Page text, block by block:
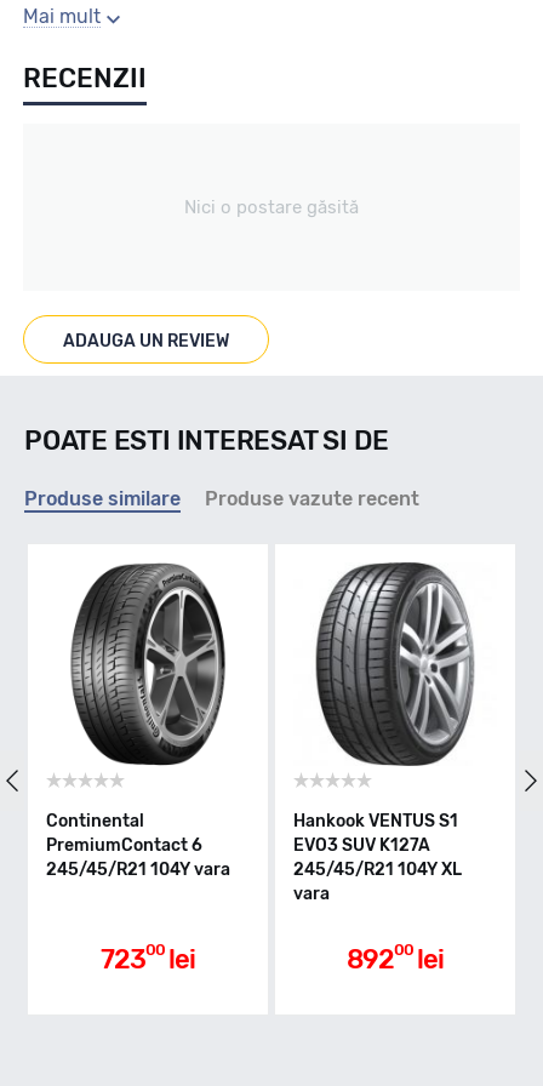
Sezon
Vara
Marcat M+S
Y - max 300km/h
Indice greutate
104
C
Aderenta pe carosabil ud
Mai mult
RECENZII
Nici o postare găsită
ADAUGA UN REVIEW
POATE ESTI INTERESAT SI DE
Produse similare Produse vazute recent
Continental
PremiumContact 6
245/45/R21 104Y vara
72300 lei
Hankook VENTUS S1
EVO3 SUV K127A
245/45/R21 104Y XL
vara
89200 lei